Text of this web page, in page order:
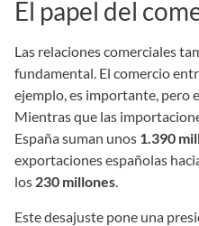
El papel del
Las relaciones comerciales
fundamental. El comercio
ejemplo, es importante, pero
Mientras que las
España suman unos 1.390
exportaciones españolas
los 230 millones.
Este desajuste pone una